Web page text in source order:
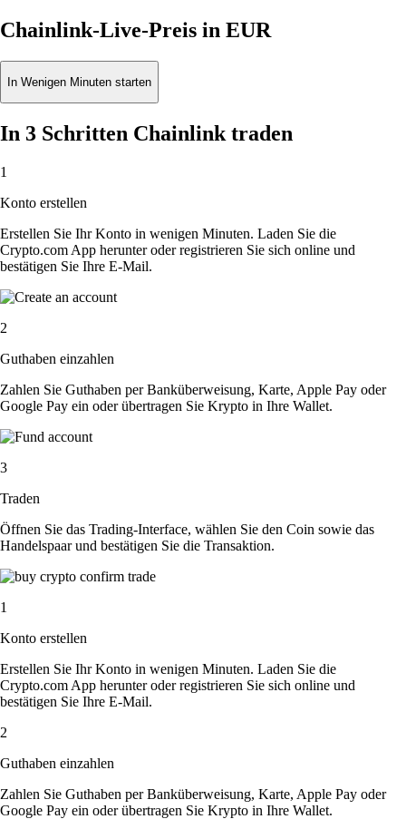
Chainlink-Live-Preis in EUR
In Wenigen Minuten starten
In 3 Schritten Chainlink traden
1
Konto erstellen
Erstellen Sie Ihr Konto in wenigen Minuten. Laden Sie die
Crypto.com App herunter oder registrieren Sie sich online und
bestätigen Sie Ihre E-Mail.
2
Guthaben einzahlen
Zahlen Sie Guthaben per Banküberweisung, Karte, Apple Pay oder
Google Pay ein oder übertragen Sie Krypto in Ihre Wallet.
3
Traden
Öffnen Sie das Trading-Interface, wählen Sie den Coin sowie das
Handelspaar und bestätigen Sie die Transaktion.
1
Konto erstellen
Erstellen Sie Ihr Konto in wenigen Minuten. Laden Sie die
Crypto.com App herunter oder registrieren Sie sich online und
bestätigen Sie Ihre E-Mail.
2
Guthaben einzahlen
Zahlen Sie Guthaben per Banküberweisung, Karte, Apple Pay oder
Google Pay ein oder übertragen Sie Krypto in Ihre Wallet.